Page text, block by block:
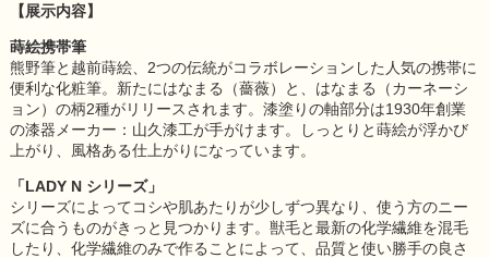
【展示内容】
蒔絵携帯筆
熊野筆と越前蒔絵、2つの伝統がコラボレーションした人気の携帯に
便利な化粧筆。新たにはなまる（薔薇）と、はなまる（カーネーシ
ョン）の柄2種がリリースされます。漆塗りの軸部分は1930年創業
の漆器メーカー：山久漆工が手がけます。しっとりと蒔絵が浮かび
上がり、風格ある仕上がりになっています。
「LADY N シリーズ」
シリーズによってコシや肌あたりが少しずつ異なり、使う方のニー
ズに合うものがきっと見つかります。獣毛と最新の化学繊維を混毛
したり、化学繊維のみで作ることによって、品質と使い勝手の良さ